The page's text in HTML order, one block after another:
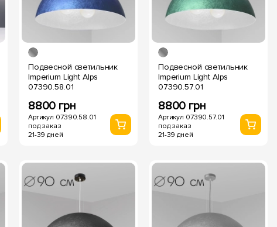
Подвесной светильник
Imperium Light Alps
07390.58.01
8800 грн
Артикул 07390.58.01
под заказ
21-39 дней
Подвесной светильник
Imperium Light Alps
07390.57.01
8800 грн
Артикул 07390.57.01
под заказ
21-39 дней